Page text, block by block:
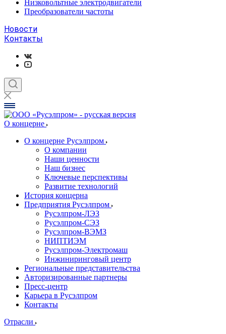
Низковольтные электродвигатели
Преобразователи частоты
Новости
Контакты
О концерне
О концерне Русэлпром
О компании
Наши ценности
Наш бизнес
Ключевые перспективы
Развитие технологий
История концерна
Предприятия Русэлпром
Русэлпром-ЛЭЗ
Русэлпром-СЭЗ
Русэлпром-ВЭМЗ
НИПТИЭМ
Русэлпром-Электромаш
Инжиниринговый центр
Региональные представительства
Авторизированные партнеры
Пресс-центр
Карьера в Русэлпром
Контакты
Отрасли